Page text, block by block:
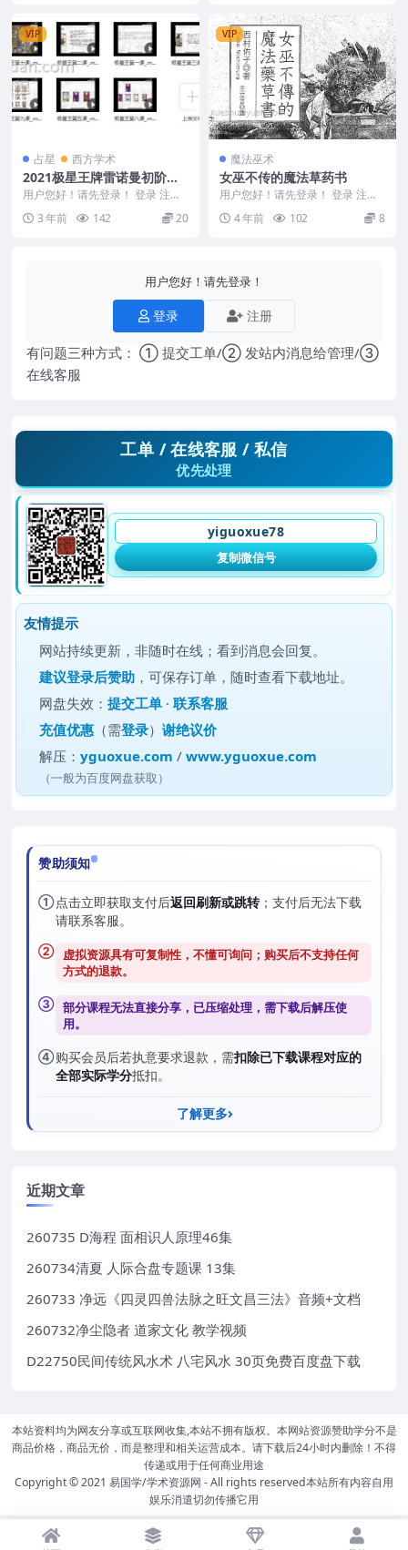
VIP
占星 西方学术
2021极星王牌雷诺曼初阶课
程线上训练营10天10集
用户您好！请先登录！ 登录 注册
2021极星王牌雷诺曼初阶课程线
上训练营10天...
3 年前 142 20
VIP
魔法巫术
女巫不传的魔法草药书
用户您好！请先登录！ 登录 注册
女巫不传的魔法草药书 编号：223
348-10...
4 年前 102 8
用户您好！请先登录！
登录 注册
有问题三种方式： ① 提交工单/② 发站内消息给管理/③
在线客服
工单 / 在线客服 / 私信
优先处理
yiguoxue78
复制微信号
友情提示
网站持续更新，非随时在线；看到消息会回复。
建议登录后赞助 ，可保存订单，随时查看下载地址。
网盘失效：提交工单 ·联系客服
充值优惠 （需登录）谢绝议价
解压：yguoxue.com /www.yguoxue.com
（一般为百度网盘获取）
赞助须知
①点击立即获取支付后返回刷新或跳转；支付后无法下载
请联系客服。
② 虚拟资源具有可复制性，不懂可询问；购买后不支持任何
方式的退款。
③ 部分课程无法直接分享，已压缩处理，需下载后解压使
用。
④购买会员后若执意要求退款，需扣除已下载课程对应的
全部实际学分抵扣。
了解更多
近期文章
260735 D海程 面相识人原理46集
260734清夏 人际合盘专题课 13集
260733 净远《四灵四兽法脉之旺文昌三法》音频+文档
260732净尘隐者 道家文化 教学视频
D22750民间传统风水术 八宅风水 30页免费百度盘下载
本站资料均为网友分享或互联网收集,本站不拥有版权。本网站资源赞助学分不是
商品价格，商品无价，而是整理和相关运营成本。请下载后24小时内删除！不得
传递或用于任何商业用途
Copyright © 2021 易国学/学术资源网 - All rights reserved本站所有内容自用
娱乐消遣切勿传播它用